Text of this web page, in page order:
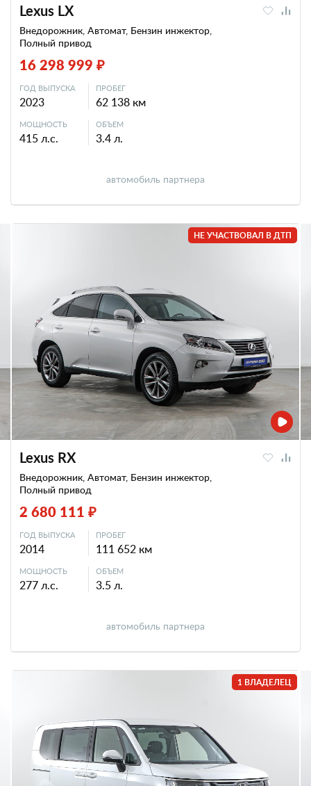
Lexus LX
Внедорожник, Автомат, Бензин инжектор,
Полный привод
16 298 999 ₽
ГОД ВЫПУСКА
2023
ПРОБЕГ
62 138 км
МОЩНОСТЬ
415 л.с.
ОБЪЕМ
3.4 л.
автомобиль партнера
НЕ УЧАСТВОВАЛ В ДТП
Lexus RX
Внедорожник, Автомат, Бензин инжектор,
Полный привод
2 680 111 ₽
ГОД ВЫПУСКА
2014
ПРОБЕГ
111 652 км
МОЩНОСТЬ
277 л.с.
ОБЪЕМ
3.5 л.
автомобиль партнера
1 ВЛАДЕЛЕЦ